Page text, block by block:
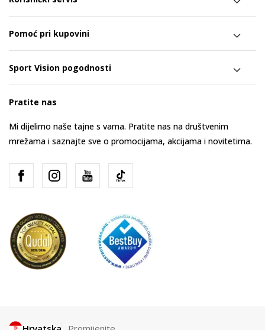
Pomoć pri kupovini
Sport Vision pogodnosti
Pratite nas
Mi dijelimo naše tajne s vama. Pratite nas na društvenim
mrežama i saznajte sve o promocijama, akcijama i novitetima.